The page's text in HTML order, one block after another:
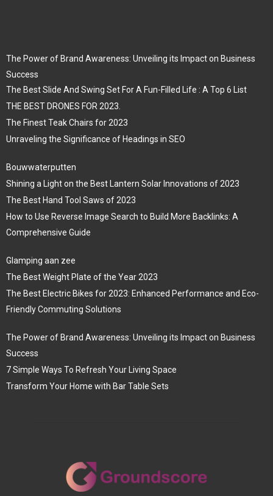
The Power of Brand Awareness: Unveiling its Impact on Business
Success
The Best Slide And Swing Set For A Fun-Filled Life : A Top 6 List
THE BEST DRONES FOR 2023.
The Finest Teak Chairs for 2023
Unraveling the Significance of Headings in SEO
Bouwwaterputten
Shining a Light on the Best Lantern Solar Innovations of 2023
The Best Hand Tool Saws of 2023
How to Use Reverse Image Search to Build More Backlinks: A
Comprehensive Guide
Glamping aan zee
The Best Weight Plate of the Year 2023
The Best Electric Bikes for 2023: Enhanced Performance and Eco-
Friendly Commuting Solutions
The Power of Brand Awareness: Unveiling its Impact on Business
Success
7 Simple Ways To Refresh Your Living Space
Transform Your Home with Bar Table Sets